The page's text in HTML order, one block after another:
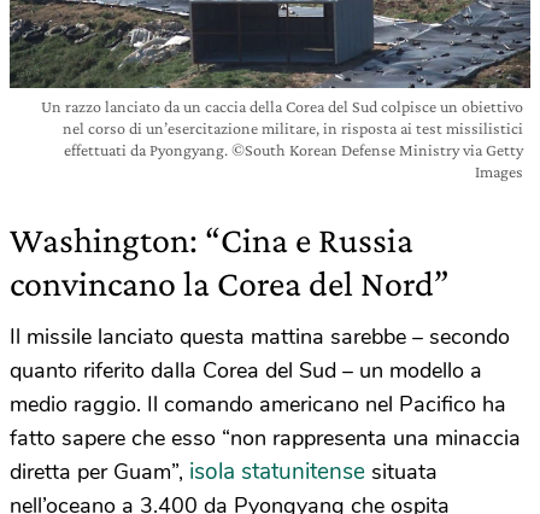
Un razzo lanciato da un caccia della Corea del Sud colpisce un obiettivo
nel corso di un’esercitazione militare, in risposta ai test missilistici
effettuati da Pyongyang. ©South Korean Defense Ministry via Getty
Images
Washington: “Cina e Russia
convincano la Corea del Nord”
Il missile lanciato questa mattina sarebbe – secondo
quanto riferito dalla Corea del Sud – un modello a
medio raggio. Il comando americano nel Pacifico ha
fatto sapere che esso “non rappresenta una minaccia
diretta per Guam”, isola statunitense situata
nell’oceano a 3.400 da Pyongyang che ospita